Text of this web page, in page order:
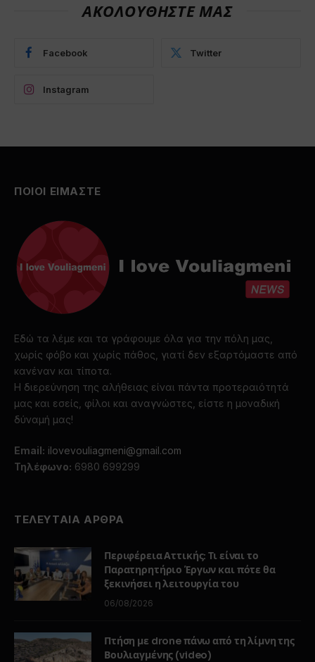
ΑΚΟΛΟΥΘΗΣΤΕ ΜΑΣ
Facebook Twitter
Instagram
ΠΟΙΟΙ ΕΙΜΑΣΤΕ
Εδώ τα λέμε και τα γράφουμε όλα για την πόλη μας,
χωρίς φόβο και χωρίς πάθος, γιατί δεν εξαρτόμαστε από
κανέναν και τίποτα.
Η διερεύνηση της αλήθειας είναι πάντα προτεραιότητά
μας και εσείς, φίλοι και αναγνώστες, είστε η μοναδική
δύναμή μας!
Email: ilovevouliagmeni@gmail.com
Τηλέφωνο: 6980 699299
ΤΕΛΕΥΤΑΙΑ ΑΡΘΡΑ
Περιφέρεια Αττικής: Τι είναι το
Παρατηρητήριο Έργων και πότε θα
ξεκινήσει η λειτουργία του
06/08/2026
Πτήση με drone πάνω από τη λίμνη της
Βουλιαγμένης (video)